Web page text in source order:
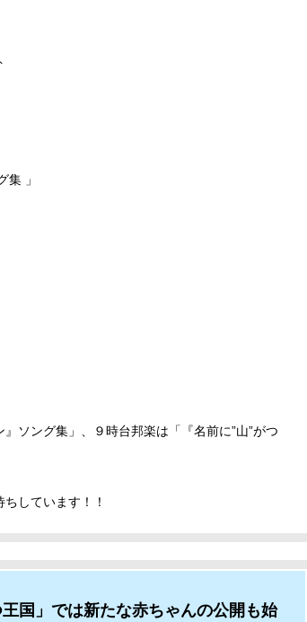
」
ソング集」、９時台邦楽は「『名前に”山”がつ
ちしています！！
国」では新たな赤ちゃんの公開も始